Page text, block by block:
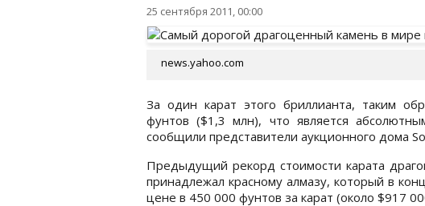
25 сентября 2011, 00:00
news.yahoo.com
За один карат этого бриллианта, таким
фунтов ($1,3 млн), что является
сообщили представители аукционного дома
Предыдущий рекорд стоимости карата
принадлежал красному алмазу, который в
цене в 450 000 фунтов за карат (около $917